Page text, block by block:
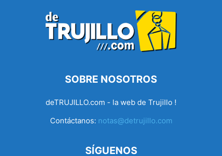
SOBRE NOSOTROS
deTRUJILLO.com - la web de Trujillo !
Contáctanos: notas@detrujillo.com
SÍGUENOS